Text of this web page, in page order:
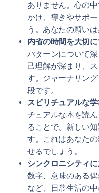
ありません。心の
かけ、導きやサポ
う。あなたの願いは
内省の時間を大切
パターンについて
己理解が深まり、
す。ジャーナリン
段です。
スピリチュアルな
チュアルな本を読
ることで、新しい
す。これはあなた
せるでしょう。
シンクロニシティ
数字、意味のある
など、日常生活の